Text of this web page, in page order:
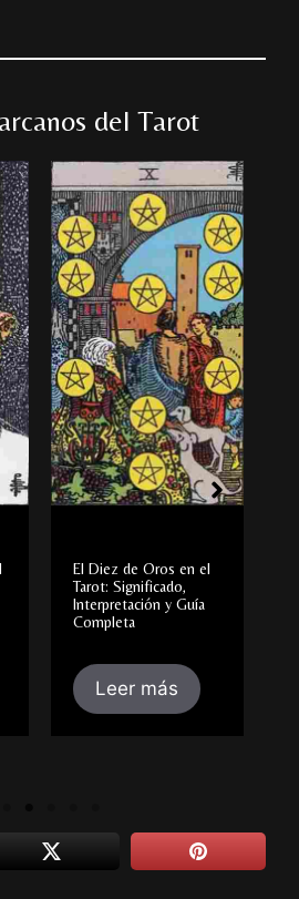
del Tarot
El Diez de Oros en el
Tarot: Significado,
Interpretación y Guía
Completa
Leer más